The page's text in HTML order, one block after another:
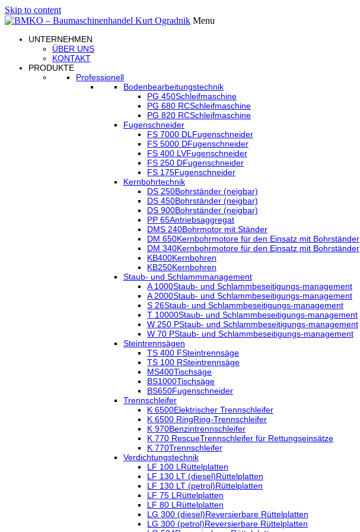
Skip to content
Menu
UNTERNEHMEN
ÜBER UNS
KONTAKT
PRODUKTE
Professionell
Bodenbearbeitungstechnik
PG 450Schleifmaschine
PG 680 RCSchleifmaschine
PG 820 RCSchleifmaschine
Fugenschneider
FS 7000 DLFugenschneider
FS 5000 DFugenschneider
FS 400 LVFugenschneider
FS 250 DFugenschneider
FS 175Fugenschneider
Kernbohrtechnik
DS 250Bohrständer (neigbar)
DS 450Bohrständer (neigbar)
DS 900Bohrständer (neigbar)
PP 65Antriebsaggregat
DMS 240Bohrmotor mit Ständer
DM 650Kernbohrmotore für den Einsatz mit Bohrständer
DM 340Kernbohrmotore für den Einsatz mit Bohrständer
KB400Kernbohren
KB250Kernbohren
Staub- und Schlammmanagement
A 1000Staub- und Schlammbeseitigungs-management
A 2000Staub- und Schlammbeseitigungs-management
S 26Staub- und Schlammbeseitigungs-management
T 10000Staub- und Schlammbeseitigungs-management
W 250 PStaub- und Schlammbeseitigungs-management
W 70 PStaub- und Schlammbeseitigungs-management
Steintrennsägen
TS 400 FSteintrennsäge
TS 100 RSteintrennsäge
MS400Tischsäge
BS1000Tischsäge
BS650Fugenschneider
Trennschleifer
K 6500Elektrischer Trennschleifer
K 6500 RingRing-Trennschleifer
K 970Benzintrennschleifer
K 770 RescueTrennschleifer für Rettungseinsätze
K 770Trennschleifer
Verdichtungstechnik
LF 100 LRüttelplatten
LF 130 LT (diesel)Rüttelplatten
LF 130 LT (petrol)Rüttelplatten
LF 75 LRüttelplatten
LF 80 LRüttelplatten
LG 300 (diesel)Reversierbare Rüttelplatten
LG 300 (petrol)Reversierbare Rüttelplatten